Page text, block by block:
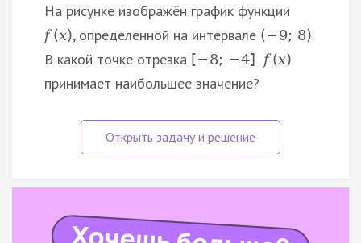
На рисунке изображён график функции
f (x), определённой на интервале (−9; 8).
В какой точке отрезка [−8; −4] f (x)
принимает наибольшее значение?